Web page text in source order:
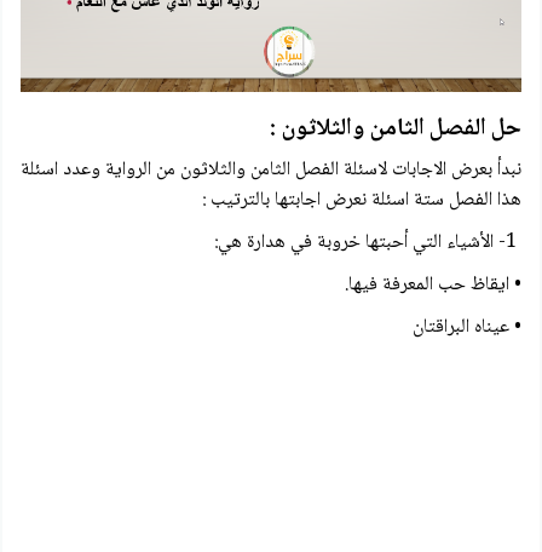
حل الفصل الثامن والثلاثون :
نبدأ بعرض الاجابات لاسئلة الفصل الثامن والثلاثون من الرواية وعدد اسئلة
هذا الفصل ستة اسئلة نعرض اجابتها بالترتيب :
• ايقاظ حب المعرفة فيها.
• عيناه البراقتان